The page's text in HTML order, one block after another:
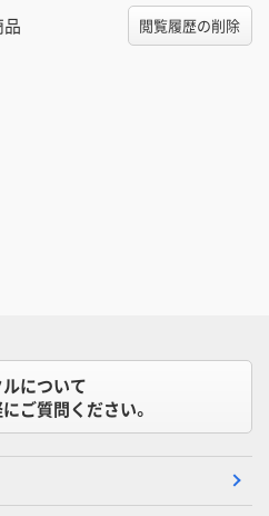
閲覧履歴の削除
について
ご質問ください。